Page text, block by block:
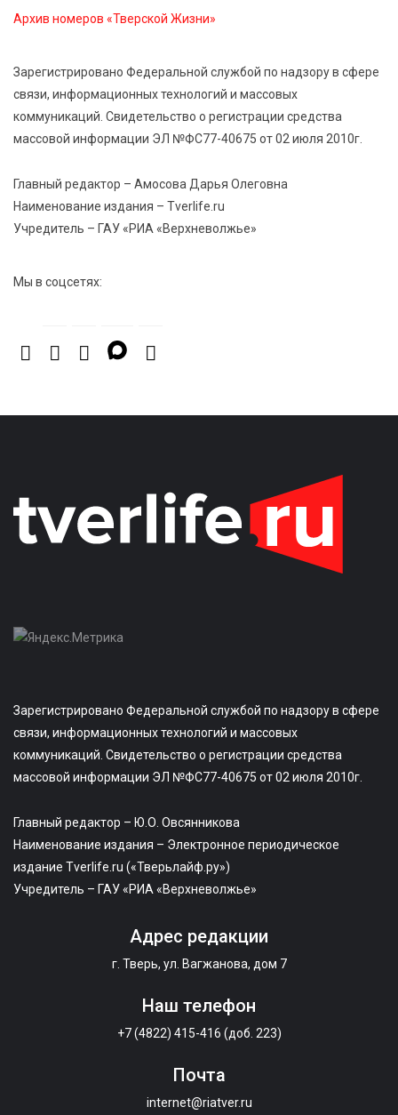
От теории до практики: в детских лагерях Тверской
8 Авг 2026 10:37 420
Арбуз без риска: на что обратить внимание при
покупке — советы Роскачества
Архив номеров «Тверской Жизни»
Зарегистрировано Федеральной службой по надзору в сфере
связи, информационных технологий и массовых
коммуникаций. Свидетельство о регистрации средства
массовой информации ЭЛ №ФС77-40675 от 02 июля 2010г.
Главный редактор – Амосова Дарья Олеговна
Наименование издания – Tverlife.ru
Учредитель – ГАУ «РИА «Верхневолжье»
Мы в соцсетях:
Зарегистрировано Федеральной службой по надзору в сфере
связи, информационных технологий и массовых
коммуникаций. Свидетельство о регистрации средства
массовой информации ЭЛ №ФС77-40675 от 02 июля 2010г.
Главный редактор – Ю.О. Овсянникова
Наименование издания – Электронное периодическое
издание Tverlife.ru («Тверьлайф.ру»)
Учредитель – ГАУ «РИА «Верхневолжье»
Адрес редакции
г. Тверь, ул. Вагжанова, дом 7
Наш телефон
+7 (4822) 415-416 (доб. 223)
Почта
internet@riatver.ru